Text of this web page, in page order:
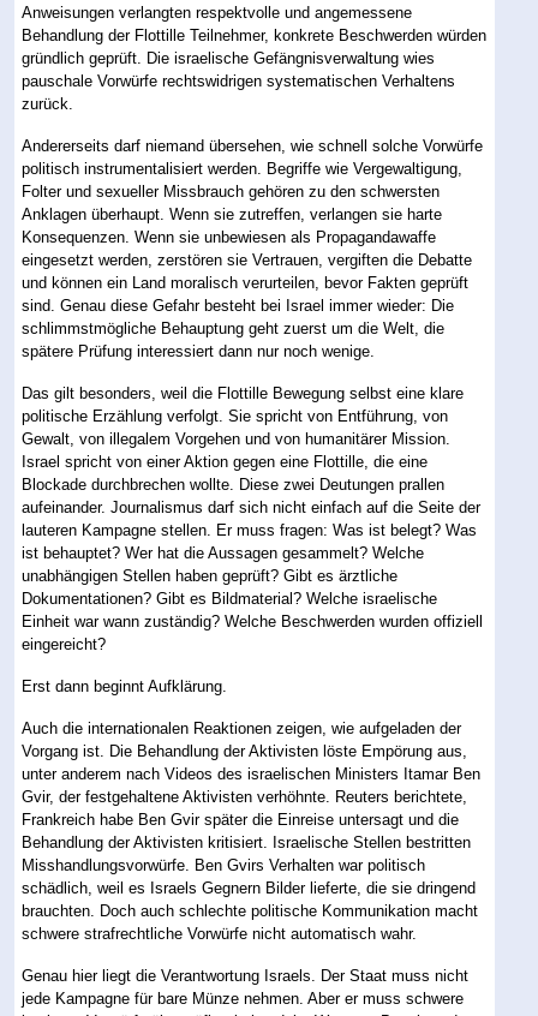
Anweisungen verlangten respektvolle und angemessene
Behandlung der Flottille Teilnehmer, konkrete Beschwerden würden
gründlich geprüft. Die israelische Gefängnisverwaltung wies
pauschale Vorwürfe rechtswidrigen systematischen Verhaltens
zurück.
Andererseits darf niemand übersehen, wie schnell solche Vorwürfe
politisch instrumentalisiert werden. Begriffe wie Vergewaltigung,
Folter und sexueller Missbrauch gehören zu den schwersten
Anklagen überhaupt. Wenn sie zutreffen, verlangen sie harte
Konsequenzen. Wenn sie unbewiesen als Propagandawaffe
eingesetzt werden, zerstören sie Vertrauen, vergiften die Debatte
und können ein Land moralisch verurteilen, bevor Fakten geprüft
sind. Genau diese Gefahr besteht bei Israel immer wieder: Die
schlimmstmögliche Behauptung geht zuerst um die Welt, die
spätere Prüfung interessiert dann nur noch wenige.
Das gilt besonders, weil die Flottille Bewegung selbst eine klare
politische Erzählung verfolgt. Sie spricht von Entführung, von
Gewalt, von illegalem Vorgehen und von humanitärer Mission.
Israel spricht von einer Aktion gegen eine Flottille, die eine
Blockade durchbrechen wollte. Diese zwei Deutungen prallen
aufeinander. Journalismus darf sich nicht einfach auf die Seite der
lauteren Kampagne stellen. Er muss fragen: Was ist belegt? Was
ist behauptet? Wer hat die Aussagen gesammelt? Welche
unabhängigen Stellen haben geprüft? Gibt es ärztliche
Dokumentationen? Gibt es Bildmaterial? Welche israelische
Einheit war wann zuständig? Welche Beschwerden wurden offiziell
eingereicht?
Erst dann beginnt Aufklärung.
Auch die internationalen Reaktionen zeigen, wie aufgeladen der
Vorgang ist. Die Behandlung der Aktivisten löste Empörung aus,
unter anderem nach Videos des israelischen Ministers Itamar Ben
Gvir, der festgehaltene Aktivisten verhöhnte. Reuters berichtete,
Frankreich habe Ben Gvir später die Einreise untersagt und die
Behandlung der Aktivisten kritisiert. Israelische Stellen bestritten
Misshandlungsvorwürfe. Ben Gvirs Verhalten war politisch
schädlich, weil es Israels Gegnern Bilder lieferte, die sie dringend
brauchten. Doch auch schlechte politische Kommunikation macht
schwere strafrechtliche Vorwürfe nicht automatisch wahr.
Genau hier liegt die Verantwortung Israels. Der Staat muss nicht
jede Kampagne für bare Münze nehmen. Aber er muss schwere